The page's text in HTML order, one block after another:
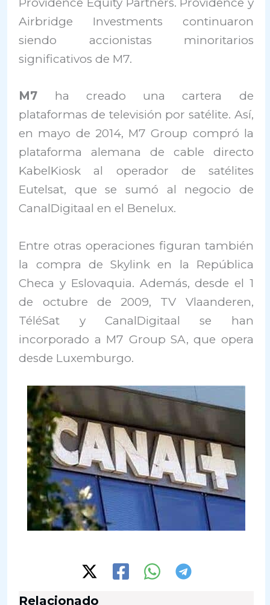
Airbridge Investments continuaron
siendo accionistas minoritarios
significativos de M7.
M7 ha creado una cartera de
plataformas de televisión por satélite. Así,
en mayo de 2014, M7 Group compró la
plataforma alemana de cable directo
KabelKiosk al operador de satélites
Eutelsat, que se sumó al negocio de
CanalDigitaal en el Benelux.
Entre otras operaciones figuran también
la compra de Skylink en la República
Checa y Eslovaquia. Además, desde el 1
de octubre de 2009, TV Vlaanderen,
TéléSat y CanalDigitaal se han
incorporado a M7 Group SA, que opera
desde Luxemburgo.
Relacionado